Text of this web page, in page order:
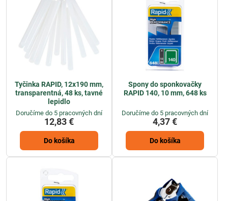
Tyčinka RAPID, 12x190 mm,
transparentná, 48 ks, tavné
lepidlo
Doručíme do 5 pracovných dní
12,83 €
Do košíka
Spony do sponkovačky
RAPID 140, 10 mm, 648 ks
Doručíme do 5 pracovných dní
4,37 €
Do košíka